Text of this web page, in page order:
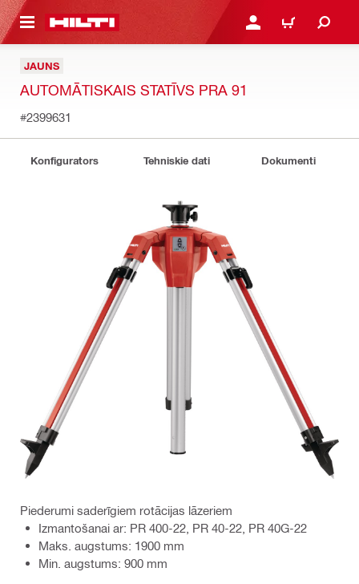
SATURU PIESLĒGTIES VAI
IEPIRKŠANĀS
JAUNS
AUTOMĀTISKAIS STATĪVS PRA 91
#2399631
Konfigurators Tehniskie dati Dokumenti
Piederumi saderīgiem rotācijas lāzeriem
Izmantošanai ar: PR 400-22, PR 40-22, PR 40G-22
Maks. augstums: 1900 mm
Min. augstums: 900 mm